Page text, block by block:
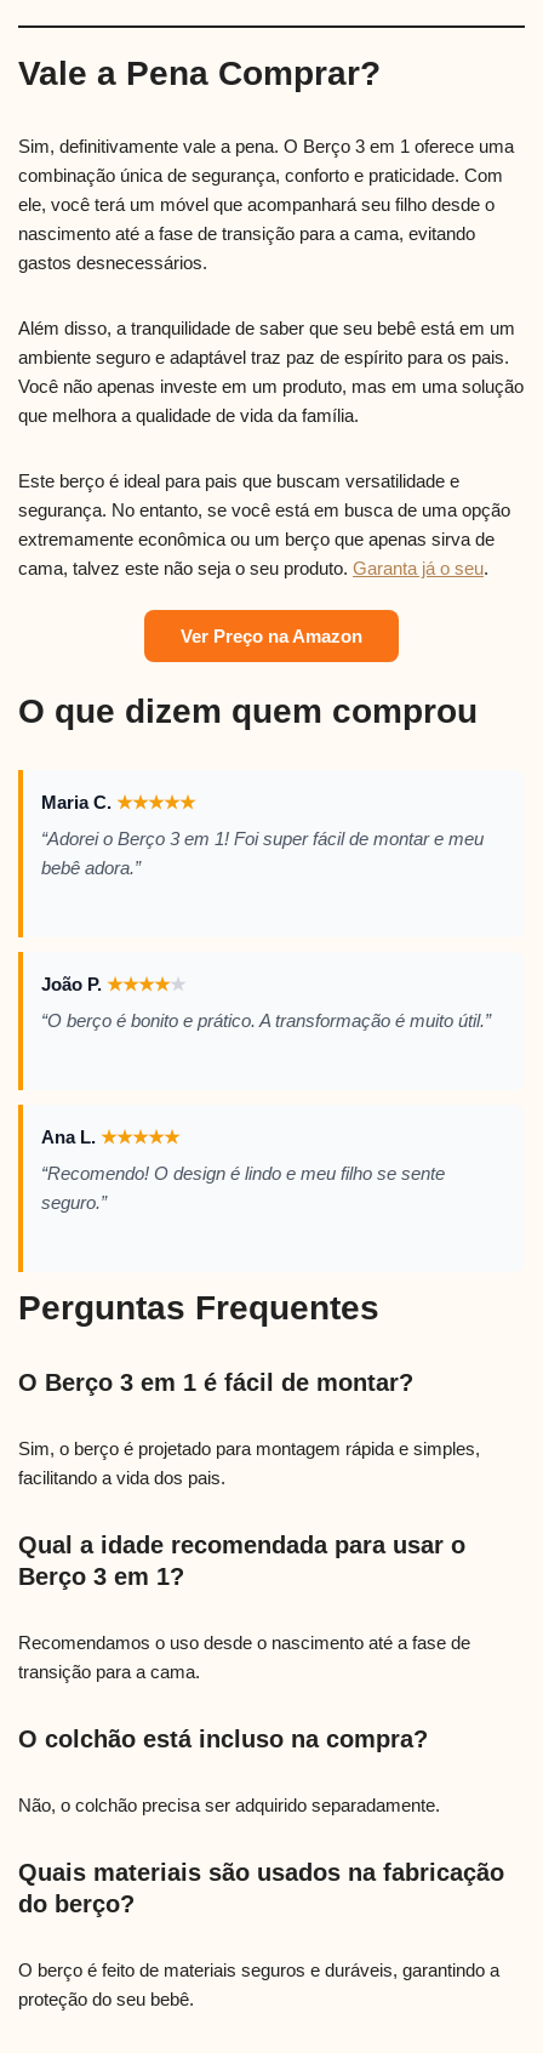
Vale a Pena Comprar?
Sim, definitivamente vale a pena. O Berço 3 em 1 oferece uma
combinação única de segurança, conforto e praticidade. Com
ele, você terá um móvel que acompanhará seu filho desde o
nascimento até a fase de transição para a cama, evitando
gastos desnecessários.
Além disso, a tranquilidade de saber que seu bebê está em um
ambiente seguro e adaptável traz paz de espírito para os pais.
Você não apenas investe em um produto, mas em uma solução
que melhora a qualidade de vida da família.
Este berço é ideal para pais que buscam versatilidade e
segurança. No entanto, se você está em busca de uma opção
extremamente econômica ou um berço que apenas sirva de
cama, talvez este não seja o seu produto. Garanta já o seu.
Ver Preço na Amazon
O que dizem quem comprou
Maria C. ★★★★★
“Adorei o Berço 3 em 1! Foi super fácil de montar e meu
bebê adora.”
João P. ★★★★★
“O berço é bonito e prático. A transformação é muito útil.”
Ana L. ★★★★★
“Recomendo! O design é lindo e meu filho se sente
seguro.”
Perguntas Frequentes
O Berço 3 em 1 é fácil de montar?
Sim, o berço é projetado para montagem rápida e simples,
facilitando a vida dos pais.
Qual a idade recomendada para usar o
Berço 3 em 1?
Recomendamos o uso desde o nascimento até a fase de
transição para a cama.
O colchão está incluso na compra?
Não, o colchão precisa ser adquirido separadamente.
Quais materiais são usados na fabricação
do berço?
O berço é feito de materiais seguros e duráveis, garantindo a
proteção do seu bebê.